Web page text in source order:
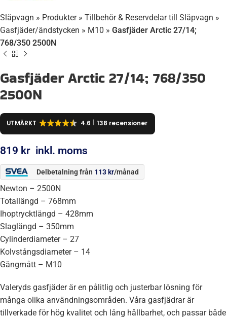
Släpvagn » Produkter» Tillbehör & Reservdelar till Släpvagn »
Gasfjäder/ändstycken » M10 » Gasfjäder Arctic 27/14;
768/350 2500N
Gasfjäder Arctic 27/14; 768/350
2500N
UTMÄRKT 4.6 138 recensioner
819 kr inkl. moms
Delbetalning från 113 kr/månad
Newton – 2500N
Totallängd – 768mm
Ihoptrycktlängd – 428mm
Slaglängd – 350mm
Cylinderdiameter – 27
Kolvstångsdiameter – 14
Gängmått – M10
Valeryds gasfjäder är en pålitlig och justerbar lösning för
många olika användningsområden. Våra gasfjädrar är
tillverkade för hög kvalitet och lång hållbarhet, och passar både